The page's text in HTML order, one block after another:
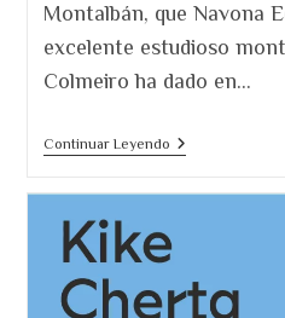
Montalbán, que Navona
excelente estudioso
Colmeiro ha dado en…
Continuar LeyendoReseña